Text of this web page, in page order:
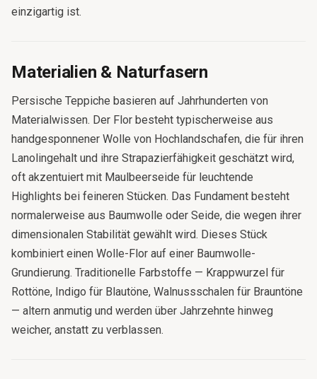
einzigartig ist.
Materialien & Naturfasern
Persische Teppiche basieren auf Jahrhunderten von
Materialwissen. Der Flor besteht typischerweise aus
handgesponnener Wolle von Hochlandschafen, die für ihren
Lanolingehalt und ihre Strapazierfähigkeit geschätzt wird,
oft akzentuiert mit Maulbeerseide für leuchtende
Highlights bei feineren Stücken. Das Fundament besteht
normalerweise aus Baumwolle oder Seide, die wegen ihrer
dimensionalen Stabilität gewählt wird. Dieses Stück
kombiniert einen Wolle-Flor auf einer Baumwolle-
Grundierung. Traditionelle Farbstoffe — Krappwurzel für
Rottöne, Indigo für Blautöne, Walnussschalen für Brauntöne
— altern anmutig und werden über Jahrzehnte hinweg
weicher, anstatt zu verblassen.